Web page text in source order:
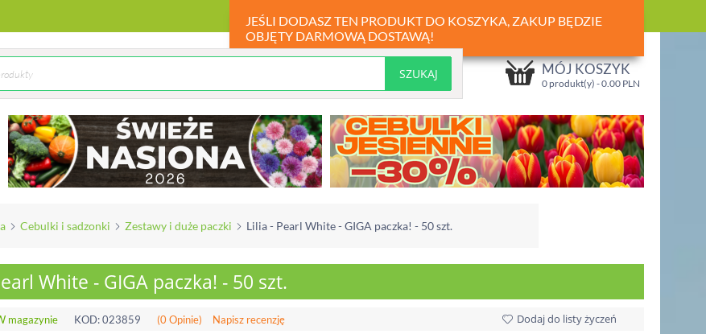
JEŚLI DODASZ TEN PRODUKT DO KOSZYKA, ZAKUP BĘDZIE
OBJĘTY DARMOWĄ DOSTAWĄ!
MÓJ KOSZYK
0 produkt(y) -0.00 PLN
Cebulki i sadzonki Zestawy i duże paczki Lilia - Pearl White - GIGA paczka! - 50 szt.
White - GIGA paczka! - 50 szt.
magazynie KOD:023859 (0 Opinie) Napisz recenzję Dodaj do listy życzeń